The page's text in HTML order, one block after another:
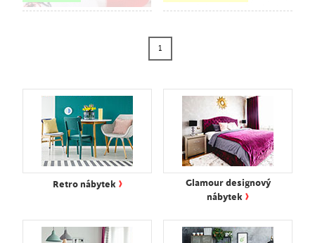
1
Retro nábytek ›
Glamour designový
nábytek ›